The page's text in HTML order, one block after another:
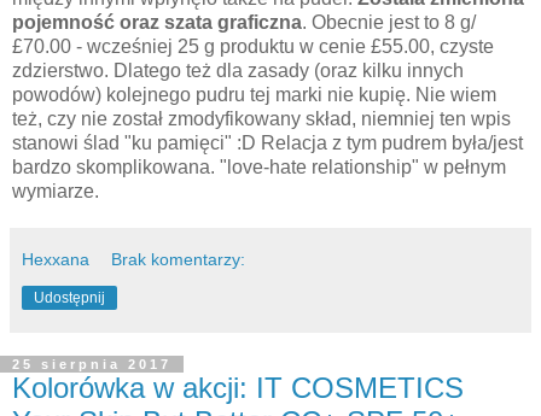
pojemność oraz szata graficzna. Obecnie jest to 8 g/
£70.00 - wcześniej 25 g produktu w cenie £55.00, czyste
zdzierstwo. Dlatego też dla zasady (oraz kilku innych
powodów) kolejnego pudru tej marki nie kupię. Nie wiem
też, czy nie został zmodyfikowany skład, niemniej ten wpis
stanowi ślad "ku pamięci" :D Relacja z tym pudrem była/jest
bardzo skomplikowana. "love-hate relationship" w pełnym
wymiarze.
Hexxana Brak komentarzy:
Udostępnij
25 sierpnia 2017
Kolorówka w akcji: IT COSMETICS